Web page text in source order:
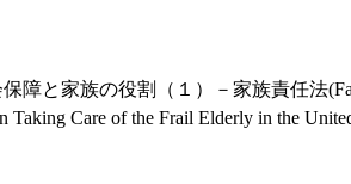
障と家族の役割（１）－家族責任法
Taking Care of the Frail Elderly in the